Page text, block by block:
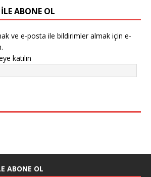
ABONE OL
ve e-posta ile bildirimler almak için e-
katılın
ABONE OL